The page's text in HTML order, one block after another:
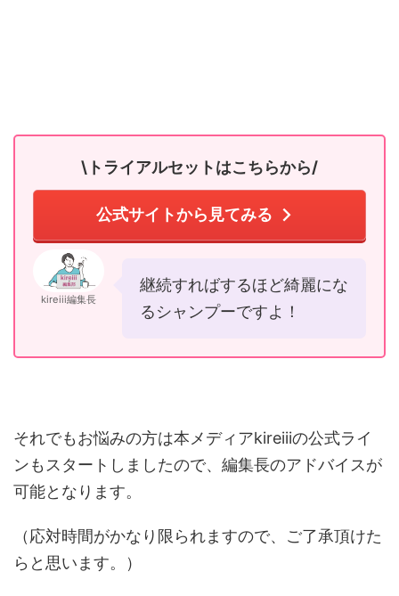
\トライアルセットはこちらから/
公式サイトから見てみる
kireiii編集長
継続すればするほど綺麗にな
るシャンプーですよ！
それでもお悩みの方は本メディアkireiiiの公式ライ
ンもスタートしましたので、編集長のアドバイスが
可能となります。
（応対時間がかなり限られますので、ご了承頂けた
らと思います。）